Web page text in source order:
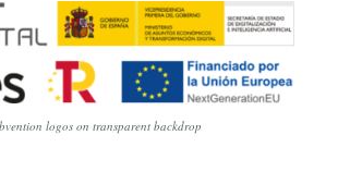
logos on transparent backdrop